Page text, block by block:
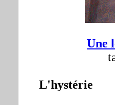
Une
L'hystérie